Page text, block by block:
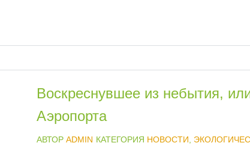
Воскреснувшее из небытия,
Аэропорта
АВТОР ADMIN КАТЕГОРИЯ НОВОСТИ